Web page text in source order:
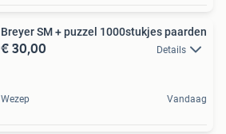
Breyer SM + puzzel 1000stukjes paarden
€ 30,00 Details
Wezep Vandaag